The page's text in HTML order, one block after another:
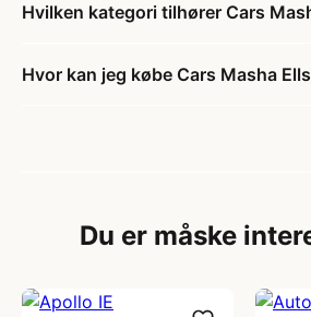
Hvilken kategori tilhører Cars
Hvor kan jeg købe Cars Masha
Du er måske